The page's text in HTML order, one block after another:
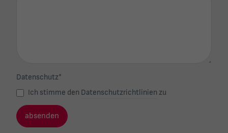
Datenschutz*
Ich stimme den Datenschutzrichtlinien zu